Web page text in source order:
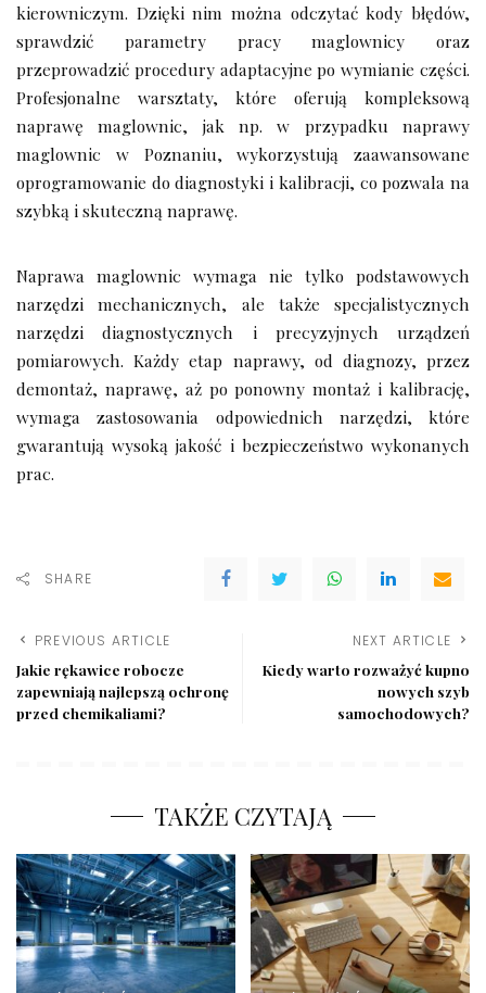
kierowniczym. Dzięki nim można odczytać kody błędów,
sprawdzić parametry pracy maglownicy oraz
przeprowadzić procedury adaptacyjne po wymianie części.
Profesjonalne warsztaty, które oferują kompleksową
naprawę maglownic, jak np. w przypadku naprawy
maglownic w Poznaniu, wykorzystują zaawansowane
oprogramowanie do diagnostyki i kalibracji, co pozwala na
szybką i skuteczną naprawę.
Naprawa maglownic wymaga nie tylko podstawowych
narzędzi mechanicznych, ale także specjalistycznych
narzędzi diagnostycznych i precyzyjnych urządzeń
pomiarowych. Każdy etap naprawy, od diagnozy, przez
demontaż, naprawę, aż po ponowny montaż i kalibrację,
wymaga zastosowania odpowiednich narzędzi, które
gwarantują wysoką jakość i bezpieczeństwo wykonanych
prac.
SHARE
PREVIOUS ARTICLE
Jakie rękawice robocze
zapewniają najlepszą ochronę
przed chemikaliami?
NEXT ARTICLE
Kiedy warto rozważyć kupno
nowych szyb
samochodowych?
TAKŻE CZYTAJĄ